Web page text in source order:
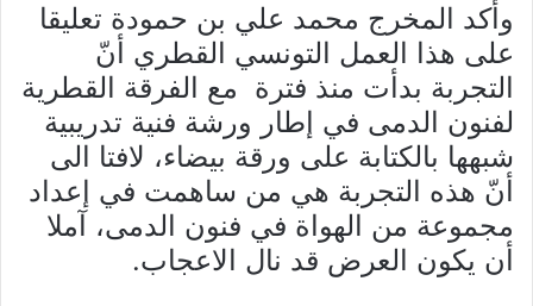
وأكد المخرج محمد علي بن حمودة تعليقا
على هذا العمل التونسي القطري أنّ
التجربة بدأت منذ فترة مع الفرقة القطرية
لفنون الدمى في إطار ورشة فنية تدريبية
شبهها بالكتابة على ورقة بيضاء، لافتا الى
أنّ هذه التجربة هي من ساهمت في إعداد
مجموعة من الهواة في فنون الدمى، آملا
أن يكون العرض قد نال الاعجاب.